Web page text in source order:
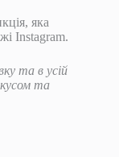
яка
Instagram.
та в усій
та